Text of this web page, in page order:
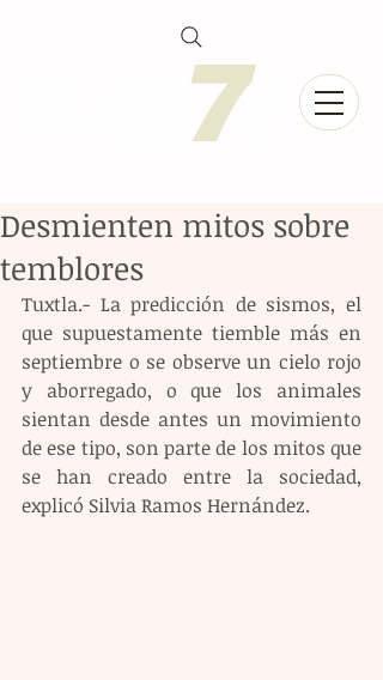
Desmienten mitos sobre
temblores
Tuxtla.- La predicción de sismos, el
que supuestamente tiemble más en
septiembre o se observe un cielo rojo
y aborregado, o que los animales
sientan desde antes un movimiento
de ese tipo, son parte de los mitos que
se han creado entre la sociedad,
explicó Silvia Ramos Hernández.